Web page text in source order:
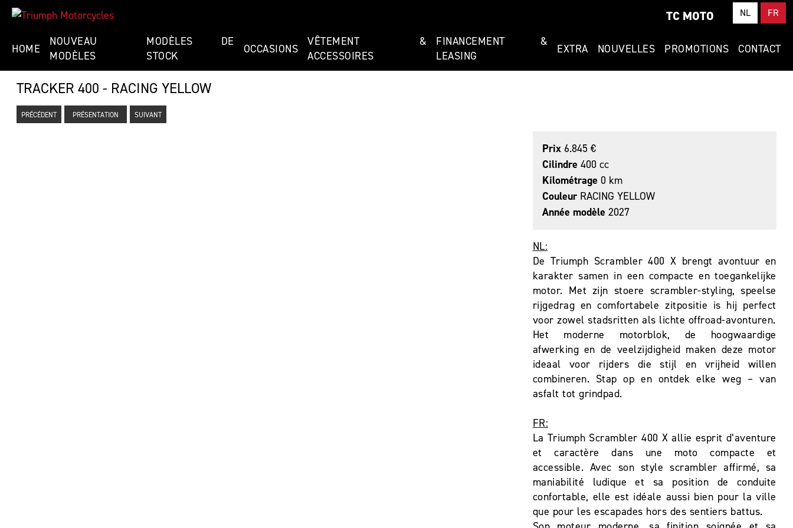
TC MOTO NL FR
HOME
NOUVEAU
MODÈLES
MODÈLES DE
STOCK
OCCASIONS
VÊTEMENT &
ACCESSOIRES
FINANCEMENT &
LEASING
EXTRA NOUVELLES PROMOTIONS CONTACT
TRACKER 400 - RACING YELLOW
PRÉCÉDENT PRÉSENTATION SUIVANT
Prix6.845 €
Cilindre 400 cc
Kilométrage 0 km
CouleurRACING YELLOW
Année modèle 2027
NL:
De Triumph Scrambler 400 X brengt avontuur en
karakter samen in een compacte en toegankelijke
motor. Met zijn stoere scrambler-styling, speelse
rijgedrag en comfortabele zitpositie is hij perfect
voor zowel stadsritten als lichte offroad-avonturen.
Het moderne motorblok, de hoogwaardige
afwerking en de veelzijdigheid maken deze motor
ideaal voor rijders die stijl en vrijheid willen
combineren. Stap op en ontdek elke weg – van
asfalt tot grindpad.
FR:
La Triumph Scrambler 400 X allie esprit d’aventure
et caractère dans une moto compacte et
accessible. Avec son style scrambler affirmé, sa
maniabilité ludique et sa position de conduite
confortable, elle est idéale aussi bien pour la ville
que pour les escapades hors des sentiers battus.